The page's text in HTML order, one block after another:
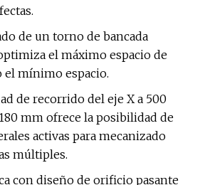
de un torno de bancada
el máximo espacio de
el mínimo espacio.
de recorrido del eje X a 500
mm ofrece la posibilidad de
activas para mecanizado
múltiples.
con diseño de orificio pasante